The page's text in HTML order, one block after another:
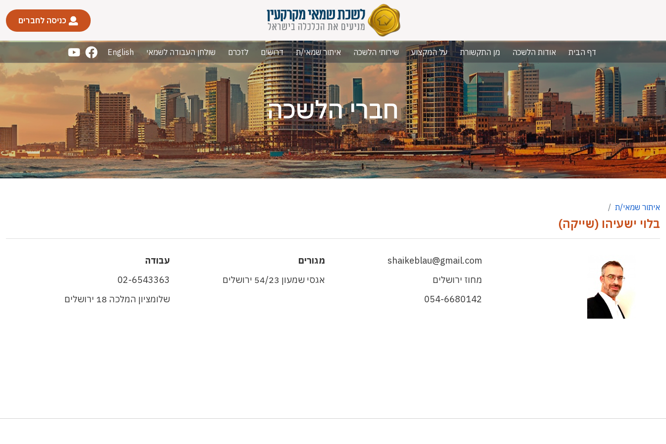
כניסה לחברים
דף הבית אודות הלשכה מן התקשורת על המקצוע שירותי הלשכה איתור שמאי/ת דרושים לזכרם שולחן העבודה לשמאי English
חברי הלשכה
איתור שמאי/ת
בלוי ישעיהו (שייקה)
shaikeblau@gmail.com
מחוז ירושלים
054-6680142
מגורים
אגסי שמעון 54/23 ירושלים
עבודה
02-6543363
שלומציון המלכה 18 ירושלים